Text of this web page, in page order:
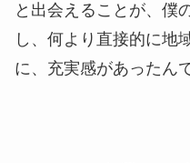
と出会えることが、僕
し、何より直接的に地
に、充実感があったん